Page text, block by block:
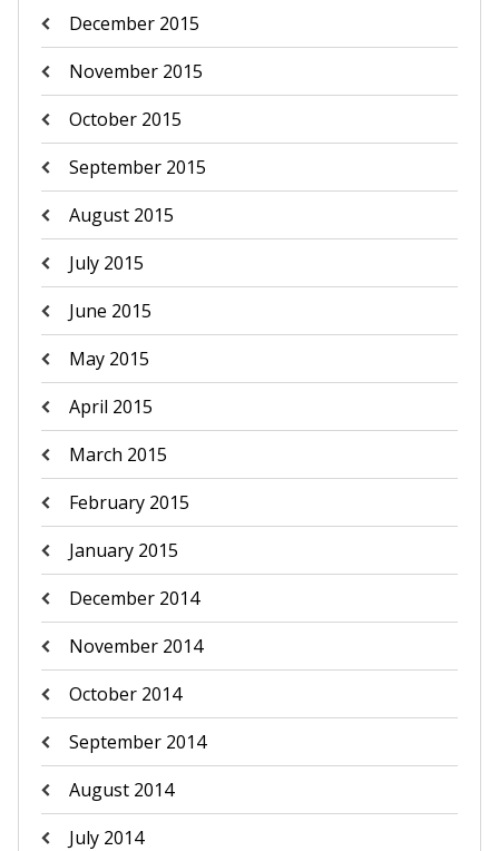
December 2015
November 2015
October 2015
September 2015
August 2015
July 2015
June 2015
May 2015
April 2015
March 2015
February 2015
January 2015
December 2014
November 2014
October 2014
September 2014
August 2014
July 2014